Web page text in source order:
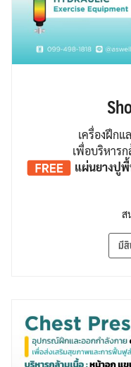
เครื่องฝึกแ
เพื่อบริหารก
แผ่นยางปู
ส
มี